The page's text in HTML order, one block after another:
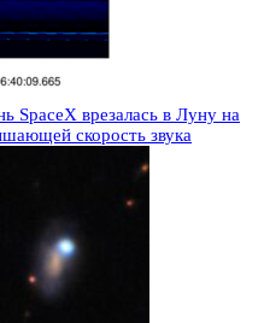
SpaceX врезалась в Луну на
скорость звука